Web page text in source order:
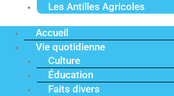
Les Antilles Agricoles
Accueil
Vie quotidienne
Culture
Éducation
Faits divers